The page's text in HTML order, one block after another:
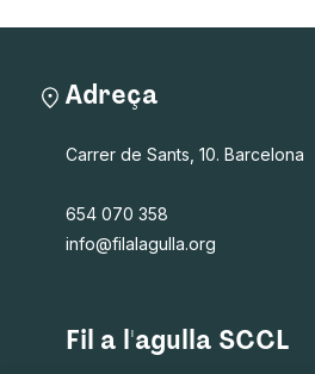
Adreça
Carrer de Sants, 10. Barcelona
654 070 358
info@filalagulla.org
Fil a l'agulla SCCL